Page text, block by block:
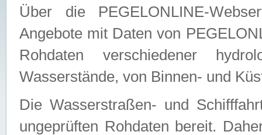
Über die PEGELONLINE-
Angebote mit Daten von
Rohdaten verschiedener
Wasserstände, von Binnen- und
Die Wasserstraßen- und
ungeprüften Rohdaten bereit.